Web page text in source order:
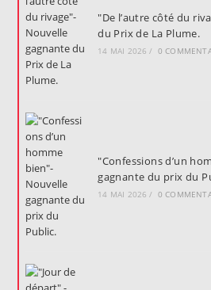
"De l’autre côté du
du Prix de La Plume.
14 MAI 2026 / 0
"Confessions d’un
gagnante du prix du
14 MAI 2026 / 0